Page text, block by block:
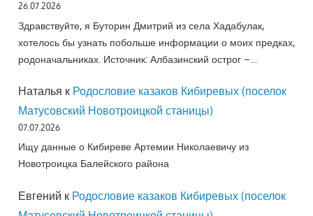
26.07.2026
Здравствуйте, я Буторин Дмитрий из села Хадабулак,
хотелось бы узнать побольше информации о моих предках,
родоначальниках. Источник: Албазинский острог –…
Наталья к Родословие казаков Кибиревых (поселок
Матусовский Новотроицкой станицы)
07.07.2026
Ищу данные о Кибиреве Артемии Николаевичу из
Новотроицка Балейского района
Евгений к Родословие казаков Кибиревых (поселок